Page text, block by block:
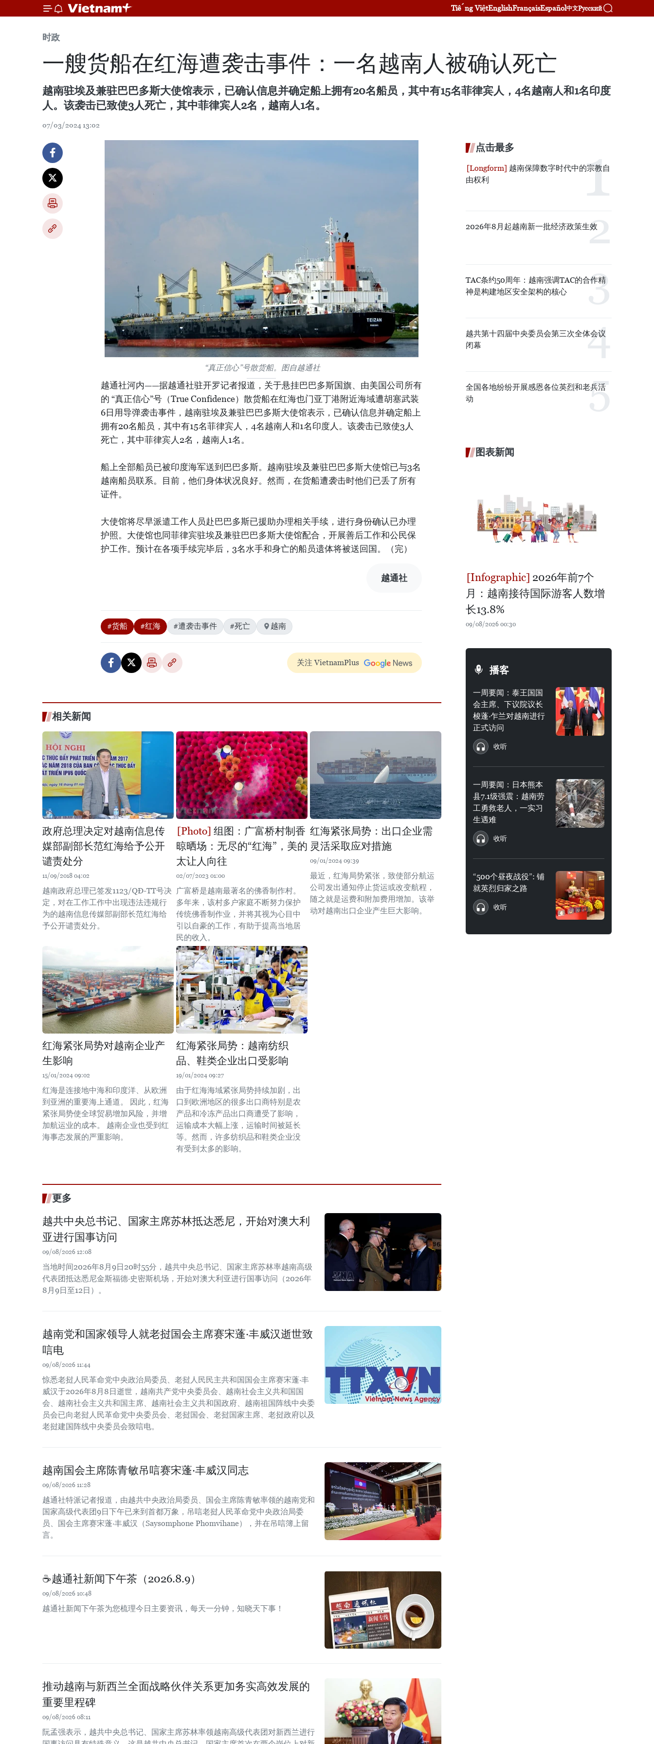
Tiếng ViệtEnglishFrançaisEspañol中文Русский
时政
一艘货船在红海遭袭击事件：一名越南人被确认死亡
越南驻埃及兼驻巴巴多斯大使馆表示，已确认信息并确定船上拥有20名船员，其中有15名菲律宾人，4名越南人和1名印度
人。该袭击已致使3人死亡，其中菲律宾人2名，越南人1名。
07/03/2024 13:02
“真正信心”号散货船。图自越通社
越通社河内——据越通社驻开罗记者报道，关于悬挂巴巴多斯国旗、由美国公司所有
的 “真正信心”号（True Confidence）散货船在红海也门亚丁港附近海域遭胡塞武装
6日用导弹袭击事件，越南驻埃及兼驻巴巴多斯大使馆表示，已确认信息并确定船上
拥有20名船员，其中有15名菲律宾人，4名越南人和1名印度人。该袭击已致使3人
死亡，其中菲律宾人2名，越南人1名。
船上全部船员已被印度海军送到巴巴多斯。越南驻埃及兼驻巴巴多斯大使馆已与3名
越南船员联系。目前，他们身体状况良好。然而，在货船遭袭击时他们已丢了所有
证件。
大使馆将尽早派遣工作人员赴巴巴多斯已援助办理相关手续，进行身份确认已办理
护照。大使馆也同菲律宾驻埃及兼驻巴巴多斯大使馆配合，开展善后工作和公民保
护工作。预计在各项手续完毕后，3名水手和身亡的船员遗体将被送回国。（完）
越通社
#货船 #红海 #遭袭击事件 #死亡 越南
关注 VietnamPlus
相关新闻
政府总理决定对越南信息传
媒部副部长范红海给予公开
谴责处分
11/09/2018 04:02
越南政府总理已签发1123/QĐ-TT号决
定，对在工作工作中出现违法违规行
为的越南信息传媒部副部长范红海给
予公开谴责处分。
组图：广富桥村制香
晾晒场：无尽的“红海”，美的
太让人向往
02/07/2023 01:00
广富桥是越南最著名的佛香制作村。
多年来，该村多户家庭不断努力保护
传统佛香制作业，并将其视为心目中
引以自豪的工作，有助于提高当地居
民的收入。
红海紧张局势：出口企业需
灵活采取应对措施
09/01/2024 09:39
最近，红海局势紧张，致使部分航运
公司发出通知停止货运或改变航程，
随之就是运费和附加费用增加。该举
动对越南出口企业产生巨大影响。
红海紧张局势对越南企业产
生影响
15/01/2024 09:02
红海是连接地中海和印度洋、从欧洲
到亚洲的重要海上通道。 因此，红海
紧张局势使全球贸易增加风险，并增
加航运业的成本。 越南企业也受到红
海事态发展的严重影响。
红海紧张局势：越南纺织
品、鞋类企业出口受影响
19/01/2024 09:27
由于红海海域紧张局势持续加剧，出
口到欧洲地区的很多出口商特别是农
产品和冷冻产品出口商遭受了影响，
运输成本大幅上涨，运输时间被延长
等。然而，许多纺织品和鞋类企业没
有受到太多的影响。
更多
越共中央总书记、国家主席苏林抵达悉尼，开始对澳大利
亚进行国事访问
09/08/2026 12:08
当地时间2026年8月9日20时55分，越共中央总书记、国家主席苏林率越南高级
代表团抵达悉尼金斯福德·史密斯机场，开始对澳大利亚进行国事访问（2026年
8月9日至12日）。
越南党和国家领导人就老挝国会主席赛宋蓬·丰威汉逝世致
唁电
09/08/2026 11:44
惊悉老挝人民革命党中央政治局委员、老挝人民民主共和国国会主席赛宋蓬·丰
威汉于2026年8月8日逝世，越南共产党中央委员会、越南社会主义共和国国
会、越南社会主义共和国主席、越南社会主义共和国政府、越南祖国阵线中央委
员会已向老挝人民革命党中央委员会、老挝国会、老挝国家主席、老挝政府以及
老挝建国阵线中央委员会致唁电。
越南国会主席陈青敏吊唁赛宋蓬·丰威汉同志
09/08/2026 11:28
越通社特派记者报道，由越共中央政治局委员、国会主席陈青敏率领的越南党和
国家高级代表团9日下午已来到首都万象，吊唁老挝人民革命党中央政治局委
员、国会主席赛宋蓬·丰威汉（Saysomphone Phomvihane），并在吊唁簿上留
言。
☕️越通社新闻下午茶（2026.8.9）
09/08/2026 10:48
越通社新闻下午茶为您梳理今日主要资讯，每天一分钟，知晓天下事！
推动越南与新西兰全面战略伙伴关系更加务实高效发展的
重要里程碑
09/08/2026 08:11
阮孟强表示，越共中央总书记、国家主席苏林率领越南高级代表团对新西兰进行
点击最多
越南保障数字时代中的宗教自
由权利
2026年8月起越南新一批经济政策生效
TAC条约50周年：越南强调TAC的合作精
神是构建地区安全架构的核心
越共第十四届中央委员会第三次全体会议
闭幕
全国各地纷纷开展感恩各位英烈和老兵活
动
图表新闻
2026年前7个
月：越南接待国际游客人数增
长13.8%
09/08/2026 00:30
播客
一周要闻：泰王国国
会主席、下议院议长
梭蓬·乍兰对越南进行
正式访问
收听
一周要闻：日本熊本
县7.1级强震：越南劳
工勇救老人，一实习
生遇难
收听
“500个昼夜战役”: 铺
就英烈归家之路
收听